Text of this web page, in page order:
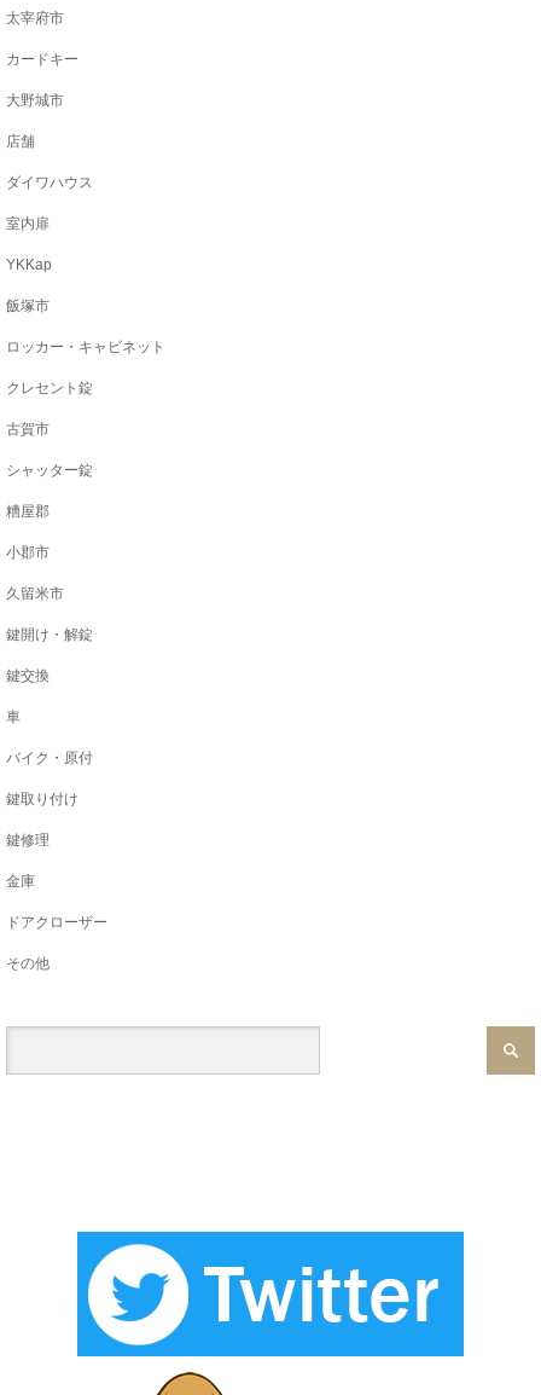
太宰府市
カードキー
大野城市
店舗
ダイワハウス
室内扉
YKKap
飯塚市
ロッカー・キャビネット
クレセント錠
古賀市
シャッター錠
糟屋郡
小郡市
久留米市
鍵開け・解錠
鍵交換
車
バイク・原付
鍵取り付け
鍵修理
金庫
ドアクローザー
その他